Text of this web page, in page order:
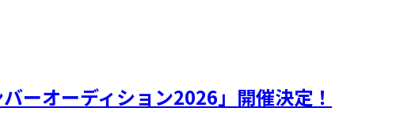
ーオーディション2026」開催決定！